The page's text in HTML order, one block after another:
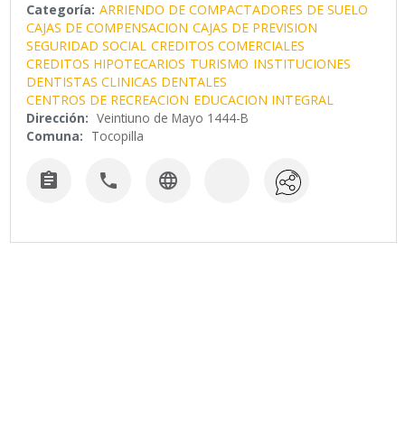
Categoría: ARRIENDO DE COMPACTADORES DE SUELO
CAJAS DE COMPENSACION CAJAS DE PREVISION
SEGURIDAD SOCIAL CREDITOS COMERCIALES
CREDITOS HIPOTECARIOS TURISMO INSTITUCIONES
DENTISTAS CLINICAS DENTALES
CENTROS DE RECREACION EDUCACION INTEGRAL
Dirección: Veintiuno de Mayo 1444-B
Comuna: Tocopilla
  